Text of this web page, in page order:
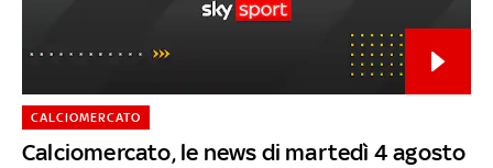
Calciomercato, le news di martedì 4 agosto
CALCIOMERCATO